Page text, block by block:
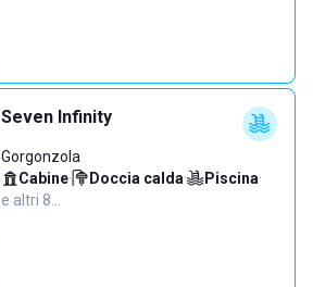
Seven Infinity
Gorgonzola
Cabine· Doccia calda· Piscina·
e altri 8…